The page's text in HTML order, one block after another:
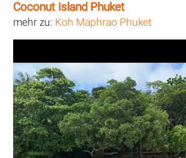
Coconut Island Phuket
mehr zu: Koh Maphrao Phuket